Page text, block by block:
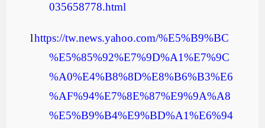
035658778.html
lhttps://tw.news.yahoo.com/%E5%B9%BC
%E5%85%92%E7%9D%A1%E7%9C
%A0%E4%B8%8D%E8%B6%B3%E6
%AF%94%E7%8E%87%E9%9A%A8
%E5%B9%B4%E9%BD%A1%E6%94